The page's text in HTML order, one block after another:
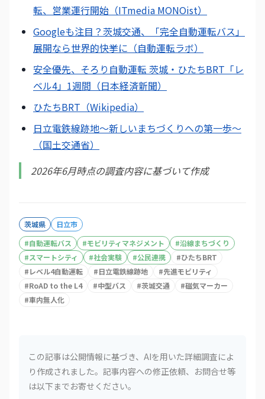
転、営業運行開始（ITmedia MONOist）
Googleも注目？茨城交通、「完全自動運転バス」
展開なら世界的快挙に（自動運転ラボ）
安全優先、そろり自動運転 茨城・ひたちBRT「レ
ベル4」1週間（日本経済新聞）
ひたちBRT（Wikipedia）
日立電鉄線跡地〜新しいまちづくりへの第一歩〜
（国土交通省）
2026年6月時点の調査内容に基づいて作成
茨城県
日立市
#自動運転バス #モビリティマネジメント #沿線まちづくり
#スマートシティ #社会実験 #公民連携 #ひたちBRT
#レベル4自動運転 #日立電鉄線跡地 #先進モビリティ
#RoAD to the L4 #中型バス #茨城交通 #磁気マーカー
#車内無人化
この記事は公開情報に基づき、AIを用いた詳細調査によ
り作成されました。記事内容への修正依頼、お問合せ等
は以下までお寄せください。